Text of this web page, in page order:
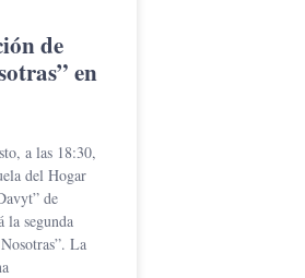
de
en
a las 18:30,
del Hogar
de
la segunda
La